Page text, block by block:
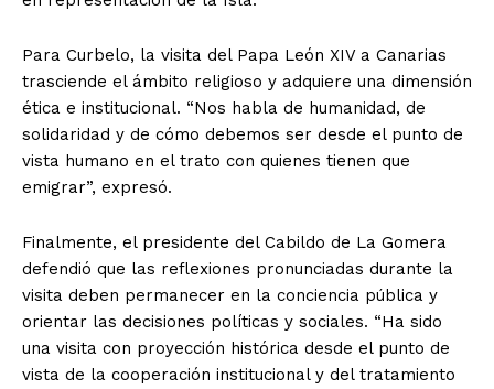
Para Curbelo, la visita del Papa León XIV a Canarias
trasciende el ámbito religioso y adquiere una dimensión
ética e institucional. “Nos habla de humanidad, de
solidaridad y de cómo debemos ser desde el punto de
vista humano en el trato con quienes tienen que
emigrar”, expresó.
Finalmente, el presidente del Cabildo de La Gomera
defendió que las reflexiones pronunciadas durante la
visita deben permanecer en la conciencia pública y
orientar las decisiones políticas y sociales. “Ha sido
una visita con proyección histórica desde el punto de
vista de la cooperación institucional y del tratamiento